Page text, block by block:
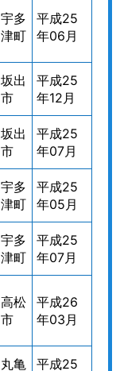
宇多
津町
平成25
年06月
坂出
市
平成25
年12月
坂出
市
平成25
年07月
宇多
津町
平成25
年05月
宇多
津町
平成25
年07月
高松
市
平成26
年03月
丸亀 平成25